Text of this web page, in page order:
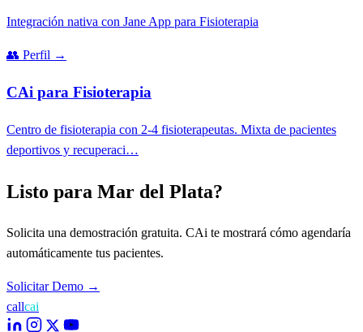
Integración nativa con Jane App para Fisioterapia
👥 Perfil →
CAi para Fisioterapia
Centro de fisioterapia con 2-4 fisioterapeutas. Mixta de pacientes
deportivos y recuperaci…
Listo para Mar del Plata?
Solicita una demostración gratuita. CAi te mostrará cómo agendaría
automáticamente tus pacientes.
Solicitar Demo →
callcai